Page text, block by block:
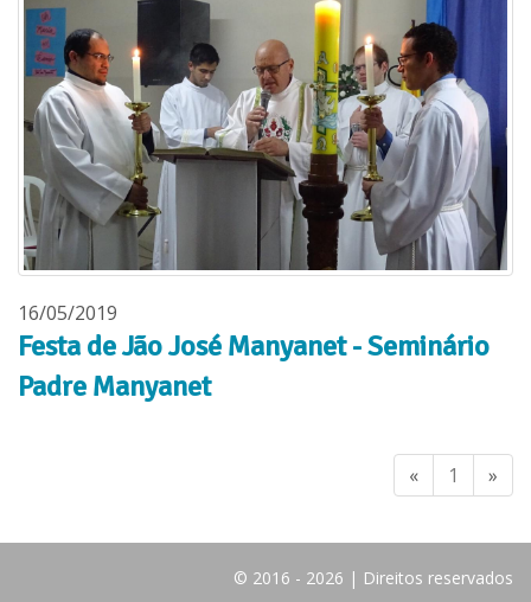
16/05/2019
Festa de Jão José Manyanet - Seminário
Padre Manyanet
« 1 »
© 2016 - 2026 | Direitos reservados